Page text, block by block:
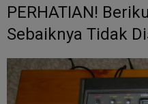
PERHATIAN!
Sebaiknya Tidak